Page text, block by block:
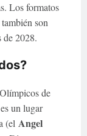
Los formatos
también son
de 2028.
de
es un lugar
(el Angel